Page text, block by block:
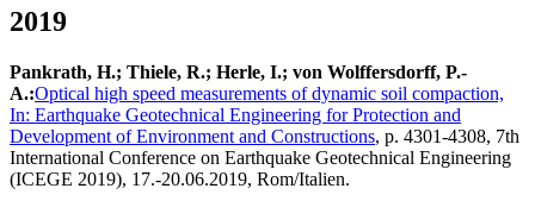
2019
Pankrath, H.; Thiele, R.; Herle, I.; von Wolffersdorff, P.-
A.:Optical high speed measurements of dynamic soil compaction,
In: Earthquake Geotechnical Engineering for Protection and
Development of Environment and Constructions, p. 4301-4308, 7th
International Conference on Earthquake Geotechnical Engineering
(ICEGE 2019), 17.-20.06.2019, Rom/Italien.